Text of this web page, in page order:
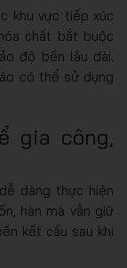
khu vực tiếp xúc
chất bắt buộc
độ bền lâu dài.
có thể sử dụng
gia công,
dàng thực hiện
hàn mà vẫn giữ
kết cấu sau khi